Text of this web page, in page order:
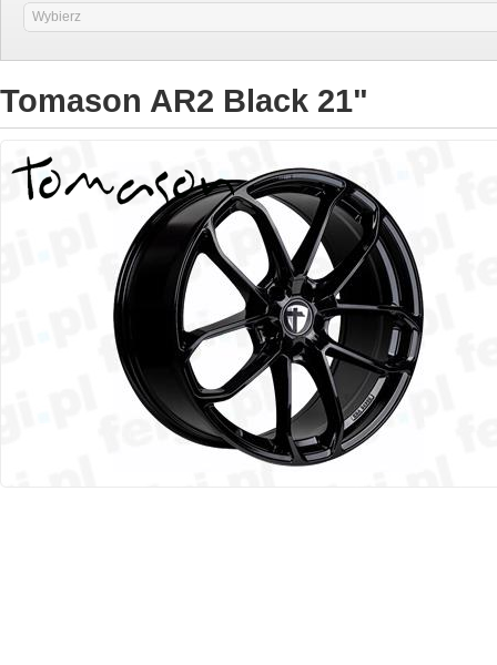
Wybierz
Tomason AR2 Black 21"